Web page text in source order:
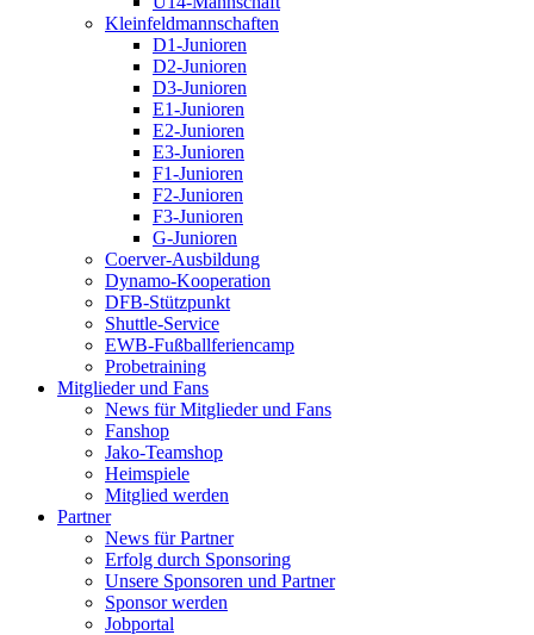
Kleinfeldmannschaften
D1-Junioren
D2-Junioren
D3-Junioren
E1-Junioren
E2-Junioren
E3-Junioren
F1-Junioren
F2-Junioren
F3-Junioren
G-Junioren
Coerver-Ausbildung
Dynamo-Kooperation
DFB-Stützpunkt
Shuttle-Service
EWB-Fußballferiencamp
Probetraining
Mitglieder und Fans
News für Mitglieder und Fans
Fanshop
Jako-Teamshop
Heimspiele
Mitglied werden
Partner
News für Partner
Erfolg durch Sponsoring
Unsere Sponsoren und Partner
Sponsor werden
Jobportal